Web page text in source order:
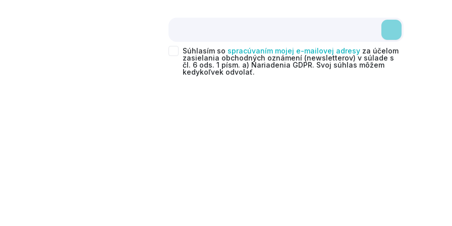
Súhlasím so spracúvaním mojej e-mailovej adresy za účelom
zasielania obchodných oznámení (newsletterov) v súlade s
čl. 6 ods. 1 písm. a) Nariadenia GDPR. Svoj súhlas môžem
kedykoľvek odvolať.